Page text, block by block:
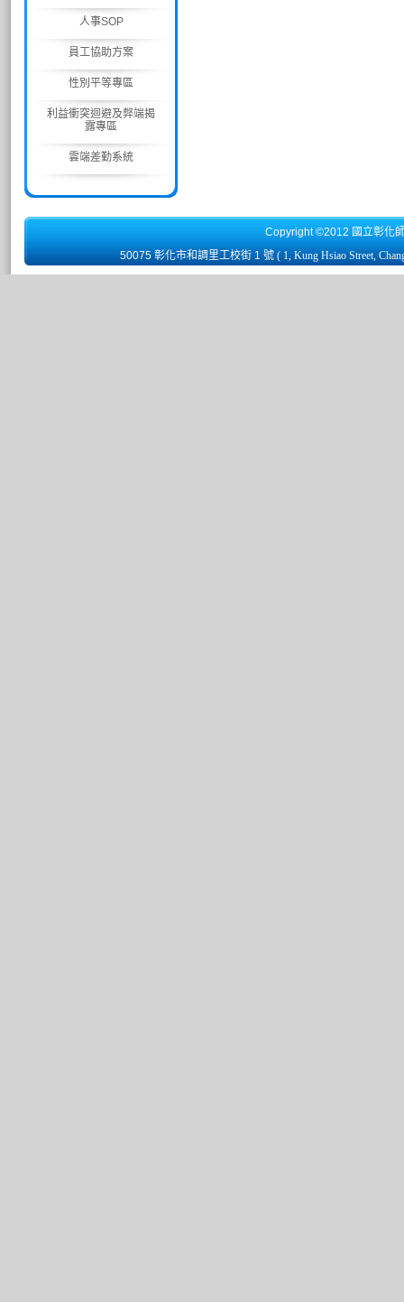
人事SOP
員工協助方案
性別平等專區
利益衝突迴避及弊端揭
露專區
雲端差勤系統
Copyright ©2012 國立彰化
50075 彰化市和調里工校街 1 號 ( 1, Kung Hsiao Street,